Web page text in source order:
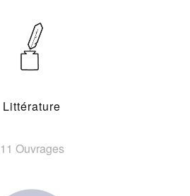
Littérature
11 Ouvrages